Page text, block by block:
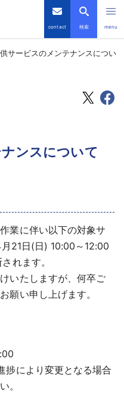
contact 検索 menu
サービスのメンテナンスについ
ンスについて
業に伴い以下の対象サ
21日(日) 10:00～12:00
れます。
いたしますが、何卒ご
願い申し上げます。
捗により変更となる場合
。